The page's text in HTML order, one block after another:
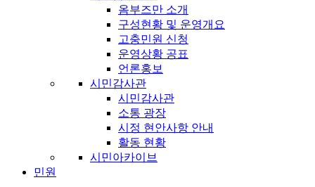
옴부즈만 소개
구성현황 및 운영개요
고충민원 신청
운영상황 공표
언론홍보
시민감사관
시민감사관
소통 광장
시정 현안사항 안내
활동 현황
시민아카이브
민원